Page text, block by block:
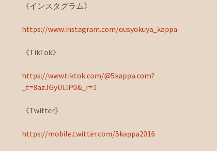
《インスタグラム》
https://www.instagram.com/ousyokuya_kappa
《TikTok》
https://www.tiktok.com/@5kappa.com?
_t=8azJGyULlP0&_r=1
《Twitter》
https://mobile.twitter.com/5kappa2016